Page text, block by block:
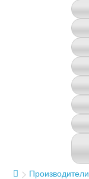
Производители